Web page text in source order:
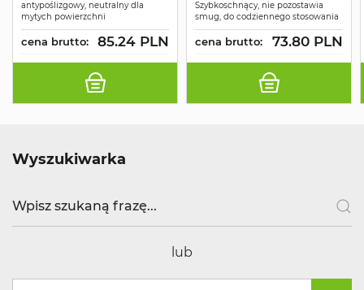
antypoślizgowy, neutralny dla
mytych powierzchni
cena brutto: 85.24 PLN
Szybkoschnący, nie pozostawia
smug, do codziennego stosowania
cena brutto: 73.80 PLN
Wyszukiwarka
lub